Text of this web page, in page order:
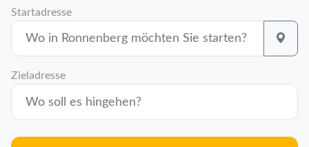
Startadresse
Zieladresse